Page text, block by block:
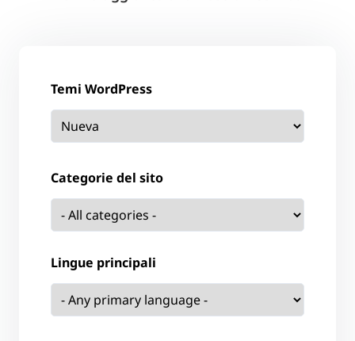
Temi WordPress
Categorie del sito
Lingue principali